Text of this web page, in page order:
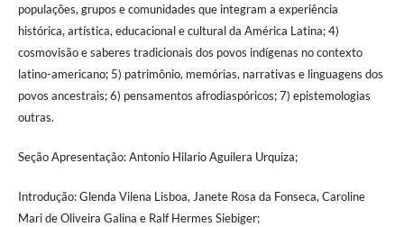
populações, grupos e comunidades que integram a experiência
histórica, artística, educacional e cultural da América Latina; 4)
cosmovisão e saberes tradicionais dos povos indígenas no contexto
latino-americano; 5) patrimônio, memórias, narrativas e linguagens dos
povos ancestrais; 6) pensamentos afrodiaspóricos; 7) epistemologias
outras.
Seção Apresentação: Antonio Hilario Aguilera Urquiza;
Introdução: Glenda Vilena Lisboa, Janete Rosa da Fonseca, Caroline
Mari de Oliveira Galina e Ralf Hermes Siebiger;